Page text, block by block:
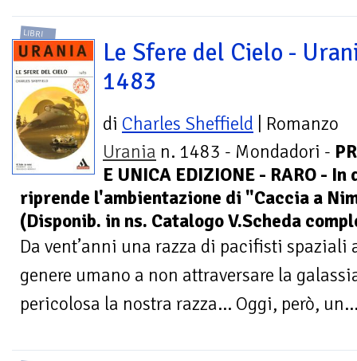
LIBRI
Le Sfere del Cielo -
1483
di Charles Sheffield | Romanzo
Urania n. 1483 - Mondadori -
E UNICA EDIZIONE - RARO -
riprende l'ambientazione di "Caccia a
(Disponib. in ns. Catalogo V.Scheda
Da vent’anni una razza di pacifisti
genere umano a non attraversare la
pericolosa la nostra razza... Oggi, però,